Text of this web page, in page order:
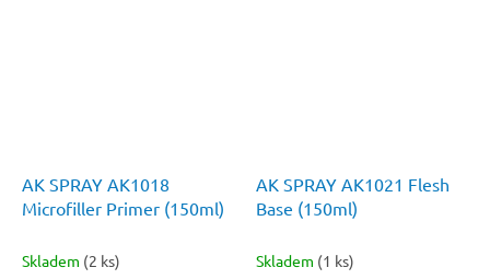
AK SPRAY AK1018
Microfiller Primer (150ml)
Skladem (2 ks)
AK SPRAY AK1021 Flesh
Base (150ml)
Skladem (1 ks)